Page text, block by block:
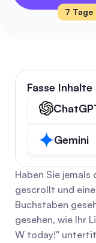
7
Fasse
Gemini
Haben Sie
gescrollt und
Buchstaben
gesehen, wie Ihr
W today!"